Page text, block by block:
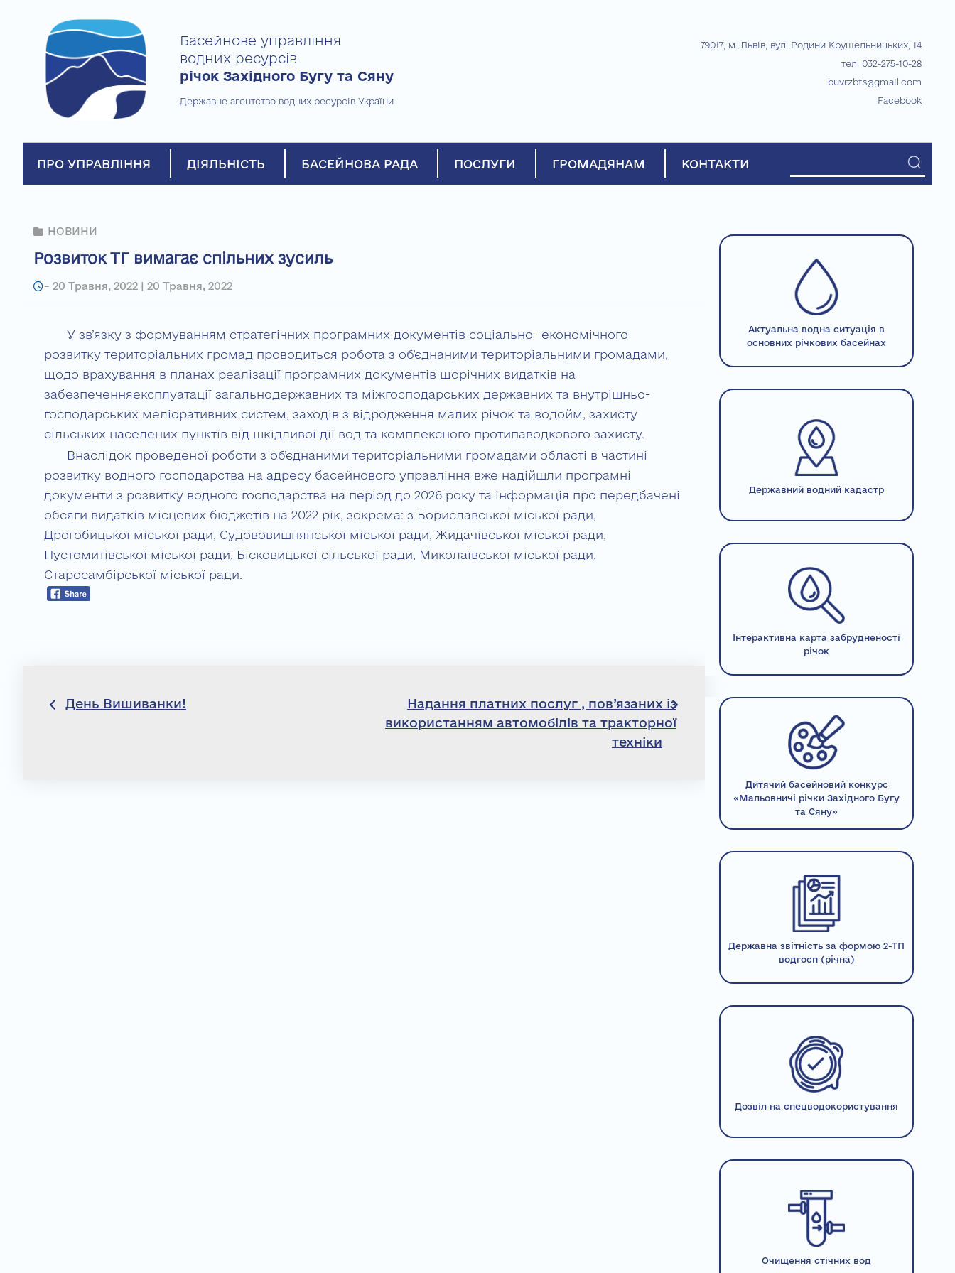
content
Басейнове управління
водних ресурсів
річок Західного Бугу та Сяну
Державне агентство водних ресурсів України
79017, м. Львів, вул. Родини Крушельницьких, 14
тел. 032-275-10-28
buvrzbts@gmail.com
Facebook
ПРО УПРАВЛІННЯ ДІЯЛЬНІСТЬ БАСЕЙНОВА РАДА ПОСЛУГИ ГРОМАДЯНАМ КОНТАКТИ
НОВИНИ
Розвиток ТГ вимагає спільних зусиль
- 20 Травня, 2022 | 20 Травня, 2022
У зв’язку з формуванням стратегічних програмних документів соціально- економічного
розвитку територіальних громад проводиться робота з об’єднаними територіальними громадами,
щодо врахування в планах реалізації програмних документів щорічних видатків на
забезпеченняексплуатації загальнодержавних та міжгосподарських державних та внутрішньо-
господарських меліоративних систем, заходів з відродження малих річок та водойм, захисту
сільських населених пунктів від шкідливої дії вод та комплексного протипаводкового захисту.
Внаслідок проведеної роботи з об’єднаними територіальними громадами області в частині
розвитку водного господарства на адресу басейнового управління вже надійшли програмні
документи з розвитку водного господарства на період до 2026 року та інформація про передбачені
обсяги видатків місцевих бюджетів на 2022 рік, зокрема: з Бориславської міської ради,
Дрогобицької міської ради, Судововишнянської міської ради, Жидачівської міської ради,
Пустомитівської міської ради, Бісковицької сільської ради, Миколаївської міської ради,
Старосамбірської міської ради.
Навігація
День Вишиванки!
Надання платних послуг , пов’язаних із
використанням автомобілів та тракторної
техніки
Актуальна водна ситуація в
основних річкових басейнах
Державний водний кадастр
Інтерактивна карта забрудненості
річок
Дитячий басейновий конкурс
«Мальовничі річки Західного Бугу
та Сяну»
Державна звітність за формою 2-ТП
водгосп (річна)
Дозвіл на спецводокористування
Очищення стічних вод